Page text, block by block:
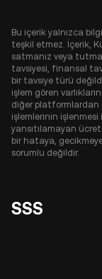
Bu içerik yalnızca
teşkil etmez. İçerik,
satmanız veya
tavsiyesi, finansal
bir tavsiye türü
işlem gören
diğer platformlardan
işlemlerinin
yansıtılamayan
bir hataya,
sorumlu değildir.
SSS